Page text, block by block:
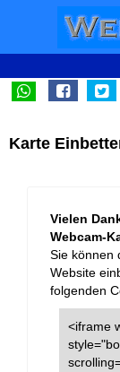
Karte
Vielen
Webcam-
Sie können
Website
folgenden
<iframe